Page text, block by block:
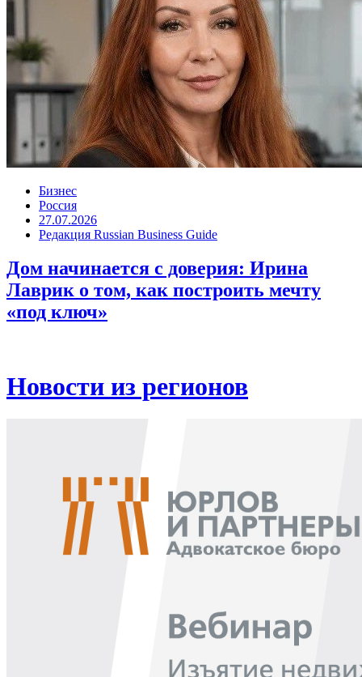
Бизнес
Россия
27.07.2026
Редакция Russian Business Guide
Дом начинается с доверия: Ирина
Лаврик о том, как построить мечту
«под ключ»
Новости из регионов